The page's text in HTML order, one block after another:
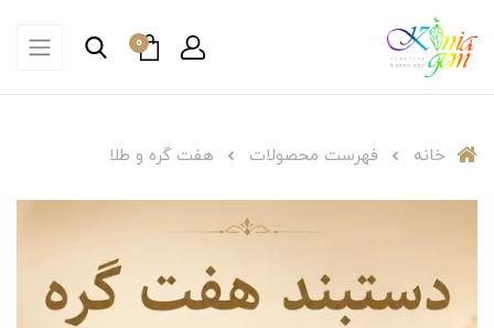
0
خانه فهرست محصولات هفت گره و طلا